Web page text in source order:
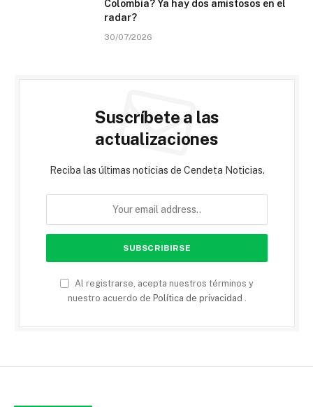
Colombia? Ya hay dos amistosos en el
radar?
30/07/2026
Suscríbete a las
actualizaciones
Reciba las últimas noticias de Cendeta Noticias.
Al registrarse, acepta nuestros términos y
nuestro acuerdo de Política de privacidad